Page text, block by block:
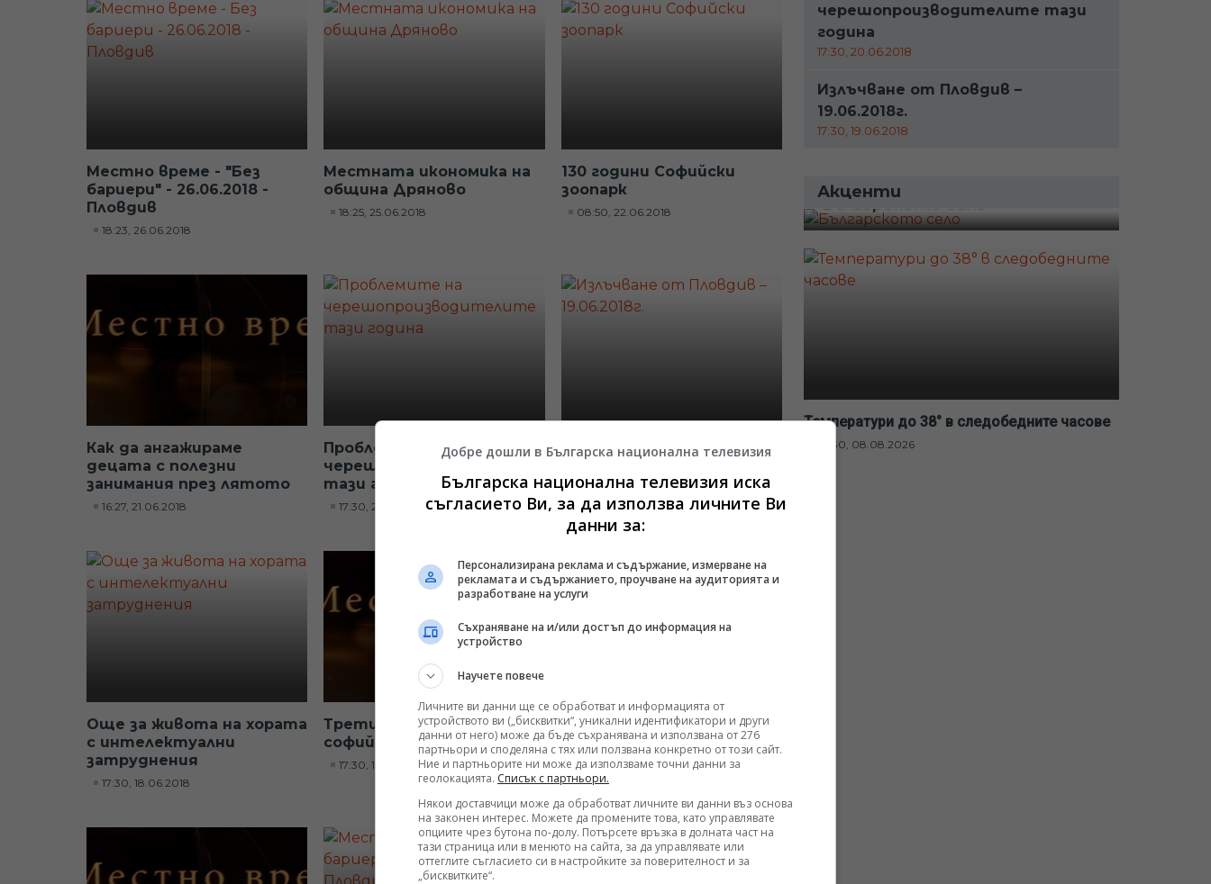
Местно време - "Без
бариери" - 26.06.2018 -
Пловдив
18:23, 26.06.2018
Местната икономика на
община Дряново
18:25, 25.06.2018
130 години Софийски
зоопарк
08:50, 22.06.2018
Как да ангажираме
децата с полезни
занимания през лятото
16:27, 21.06.2018
Проблемите на
черешопроизводителите
тази година
17:30, 20.06.2018
Излъчване от Пловдив –
17:30, 19.06.2018
Още за живота на хората
с интелектуални
затруднения
17:30, 18.06.2018
Третият лъч на
софийското метро
17:30, 15.06.2018
Образователната
инфраструктура
17:30, 14.06.2018
черешопроизводителите тази
година
17:30, 20.06.2018
Излъчване от Пловдив –
19.06.2018г.
17:30, 19.06.2018
Акценти
Българското село
Температури до 38° в следобедните часове
12:30, 08.08.2026
Добре дошли в Българска национална телевизия
Българска национална телевизия иска
съгласието Ви, за да използва личните Ви
данни за:
Персонализирана реклама и съдържание, измерване на
рекламата и съдържанието, проучване на аудиторията и
разработване на услуги
Съхраняване на и/или достъп до информация на
устройство
Научете повече
Личните ви данни ще се обработват и информацията от
устройството ви („бисквитки“, уникални идентификатори и други
данни от него) може да бъде съхранявана и използвана от 276
партньори и споделяна с тях или ползвана конкретно от този сайт.
Ние и партньорите ни може да използваме точни данни за
геолокацията. Списък с партньори.
Някои доставчици може да обработват личните ви данни въз основа
на законен интерес. Можете да промените това, като управлявате
опциите чрез бутона по-долу. Потърсете връзка в долната част на
тази страница или в менюто на сайта, за да управлявате или
оттеглите съгласието си в настройките за поверителност и за
„бисквитките“.